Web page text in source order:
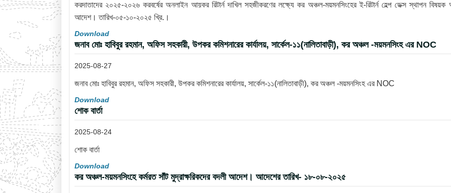
করদাতাদের ২০২৫-২০২৬ করবর্ষের অনলাইন আয়কর রিটার্ন দাখিল সহজীকরণের লক্ষ্যে কর অঞ্চল-ময়মনসিংহের ই-রিটার্ন হেল্প ডেক্স স্থাপন
আদেশ। তারিখ-০৫-১০-২০২৫ খ্রি.।
Download
জনাব মোঃ হাবিবুর রহমান, অফিস সহকারী, উপকর কমিশনারের কার্যালয়, সার্কেল-১১(নালিতাবাড়ী), কর অঞ্চল -ময়মনসিংহ এর NOC
2025-08-27
জনাব মোঃ হাবিবুর রহমান, অফিস সহকারী, উপকর কমিশনারের কার্যালয়, সার্কেল-১১(নালিতাবাড়ী), কর অঞ্চল -ময়মনসিংহ এর NOC
Download
শোক বার্তা
2025-08-24
শোক বার্তা
Download
কর অঞ্চল-ময়মনসিংহে কর্মরত সাঁট মুদ্রাক্ষরিকদের বদলী আদেশ। আদেশের তারিখ- ১৮-০৮-২০২৫